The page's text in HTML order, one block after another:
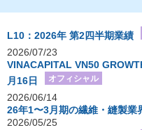
L10：2026年 第2四半期業績
2026/07/23
VINACAPITAL VN50
月16日
オフィシャル
2026/06/14
26年1〜3月期の繊維・縫製業
2026/05/25